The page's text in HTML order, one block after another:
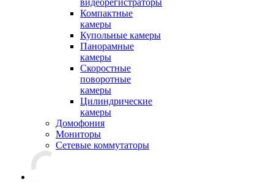
видеорегистраторы
Компактные
камеры
Купольные камеры
Панорамные
камеры
Скоростные
поворотные
камеры
Цилиндрические
камеры
Домофония
Мониторы
Сетевые коммутаторы